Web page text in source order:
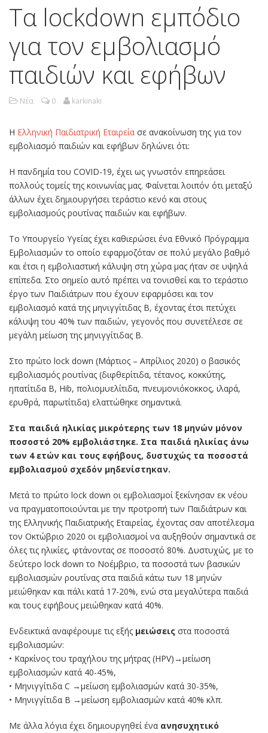
Τα lockdown εμπόδιο
για τον εμβολιασμό
παιδιών και εφήβων
Νέα 0 karkinaki
Η Ελληνική Παιδιατρική Εταιρεία σε ανακοίνωση της για τον
εμβολιασμό παιδιών και εφήβων δηλώνει ότι:
Η πανδημία του COVID-19, έχει ως γνωστόν επηρεάσει
πολλούς τομείς της κοινωνίας μας. Φαίνεται λοιπόν ότι μεταξύ
άλλων έχει δημιουργήσει τεράστιο κενό και στους
εμβολιασμούς ρουτίνας παιδιών και εφήβων.
Το Υπουργείο Υγείας έχει καθιερώσει ένα Εθνικό Πρόγραμμα
Εμβολιασμών το οποίο εφαρμοζόταν σε πολύ μεγάλο βαθμό
και έτσι η εμβολιαστική κάλυψη στη χώρα μας ήταν σε υψηλά
επίπεδα. Στο σημείο αυτό πρέπει να τονισθεί και το τεράστιο
έργο των Παιδιάτρων που έχουν εφαρμόσει και τον
εμβολιασμό κατά της μηνιγγίτιδας Β, έχοντας έτσι πετύχει
κάλυψη του 40% των παιδιών, γεγονός που συνετέλεσε σε
μεγάλη μείωση της μηνιγγίτιδας Β.
Στο πρώτο lock down (Μάρτιος – Απρίλιος 2020) ο βασικός
εμβολιασμός ρουτίνας (διφθερίτιδα, τέτανος, κοκκύτης,
ηπατίτιδα Β, Hib, πολιομυελίτιδα, πνευμονιόκοκκος, ιλαρά,
ερυθρά, παρωτίτιδα) ελαττώθηκε σημαντικά.
Στα παιδιά ηλικίας μικρότερης των 18 μηνών μόνον
ποσοστό 20% εμβολιάστηκε. Στα παιδιά ηλικίας άνω
των 4 ετών και τους εφήβους, δυστυχώς τα ποσοστά
εμβολιασμού σχεδόν μηδενίστηκαν.
Μετά το πρώτο lock down οι εμβολιασμοί ξεκίνησαν εκ νέου
να πραγματοποιούνται με την προτροπή των Παιδιάτρων και
της Ελληνικής Παιδιατρικής Εταιρείας, έχοντας σαν αποτέλεσμα
τον Οκτώβριο 2020 οι εμβολιασμοί να αυξηθούν σημαντικά σε
όλες τις ηλικίες, φτάνοντας σε ποσοστό 80%. Δυστυχώς, με το
δεύτερο lock down το Νοέμβριο, τα ποσοστά των βασικών
εμβολιασμών ρουτίνας στα παιδιά κάτω των 18 μηνών
μειώθηκαν και πάλι κατά 17-20%, ενώ στα μεγαλύτερα παιδιά
και τους εφήβους μειώθηκαν κατά 40%.
Ενδεικτικά αναφέρουμε τις εξής μειώσεις στα ποσοστά
εμβολιασμών:
• Καρκίνος του τραχήλου της μήτρας (HPV)→μείωση
εμβολιασμών κατά 40-45%,
• Μηνιγγίτιδα C →μείωση εμβολιασμών κατά 30-35%,
• Μηνιγγίτιδα Β →μείωση εμβολιασμών κατά 40% κλπ.
Με άλλα λόγια έχει δημιουργηθεί ένα ανησυχητικό